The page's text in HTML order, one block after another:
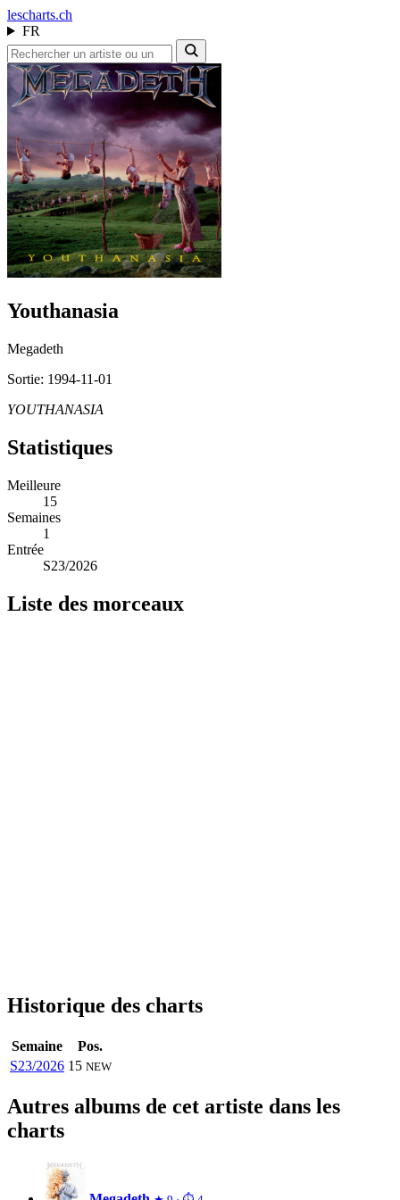
lescharts.ch
FR
Youthanasia
Megadeth
Sortie: 1994-11-01
YOUTHANASIA
Statistiques
Meilleure
15
Semaines
1
Entrée
S23/2026
Liste des morceaux
Historique des charts
Semaine
Pos.
S23/2026 15 NEW
Autres albums de cet artiste dans les
charts